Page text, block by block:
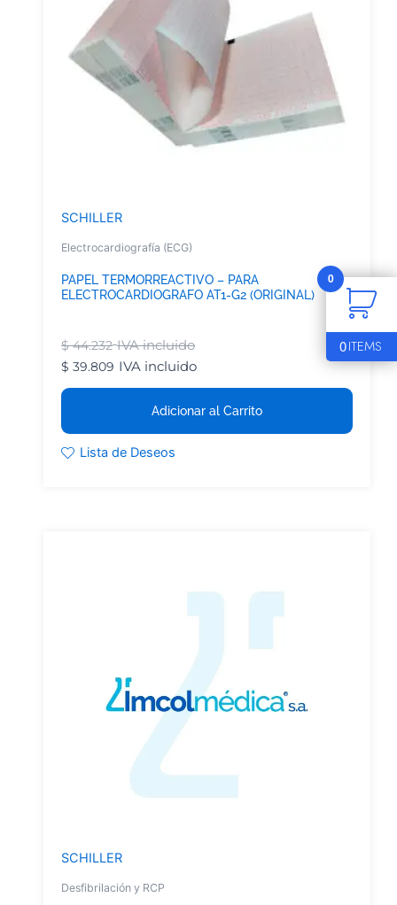
SCHILLER
Electrocardiografía (ECG)
PAPEL TERMORREACTIVO – PARA
ELECTROCARDIOGRAFO AT1-G2 (ORIGINAL)
$44.232 IVA incluido
$ 39.809 IVA incluido
Adicionar al Carrito
Lista de Deseos
SCHILLER
Desfibrilación y RCP
0
0ITEMS